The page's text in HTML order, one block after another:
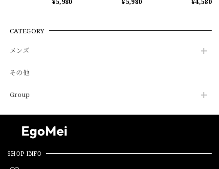
CATEGORY
メンズ
その他
Group
SHOP INFO